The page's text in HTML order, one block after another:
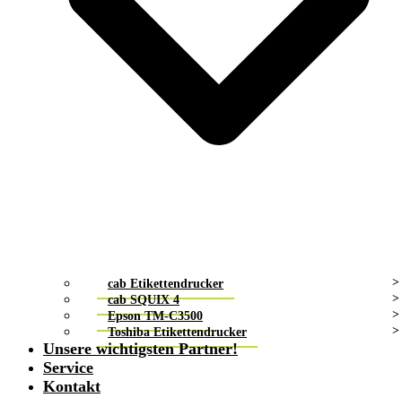
cab Etikettendrucker
cab SQUIX 4
Epson TM-C3500
Toshiba Etikettendrucker
Unsere wichtigsten Partner!
Service
Kontakt